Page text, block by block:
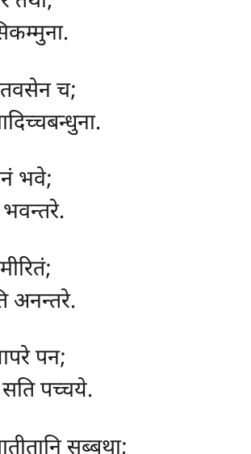
च;
भवे;
अनन्तरे.
पन;
पच्चये.